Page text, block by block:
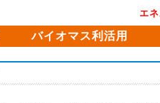
エ
バイオマス利活用